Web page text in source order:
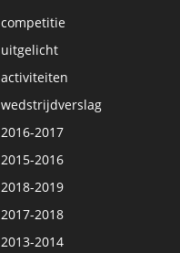
competitie
uitgelicht
activiteiten
wedstrijdverslag
2016-2017
2015-2016
2018-2019
2017-2018
2013-2014